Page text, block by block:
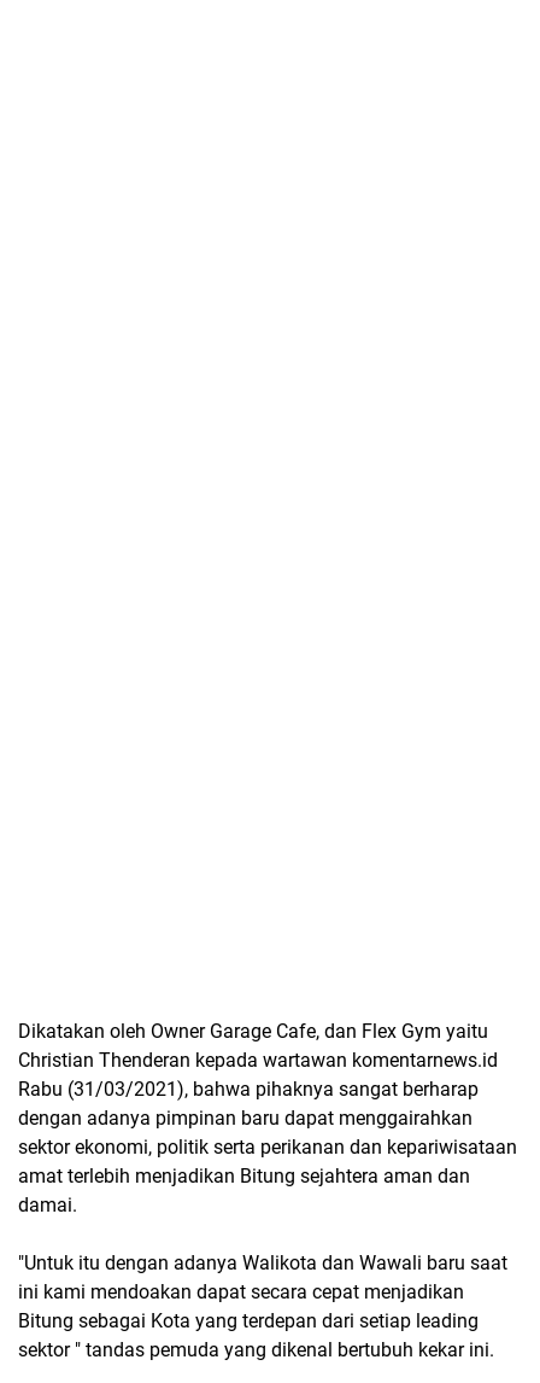
Dikatakan oleh Owner Garage Cafe, dan Flex Gym yaitu
Christian Thenderan kepada wartawan komentarnews.id
Rabu (31/03/2021), bahwa pihaknya sangat berharap
dengan adanya pimpinan baru dapat menggairahkan
sektor ekonomi, politik serta perikanan dan kepariwisataan
amat terlebih menjadikan Bitung sejahtera aman dan
damai.
"Untuk itu dengan adanya Walikota dan Wawali baru saat
ini kami mendoakan dapat secara cepat menjadikan
Bitung sebagai Kota yang terdepan dari setiap leading
sektor " tandas pemuda yang dikenal bertubuh kekar ini.